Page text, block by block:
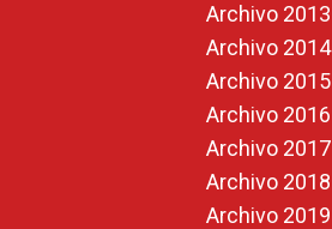
Archivo 2013
Archivo 2014
Archivo 2015
Archivo 2016
Archivo 2017
Archivo 2018
Archivo 2019